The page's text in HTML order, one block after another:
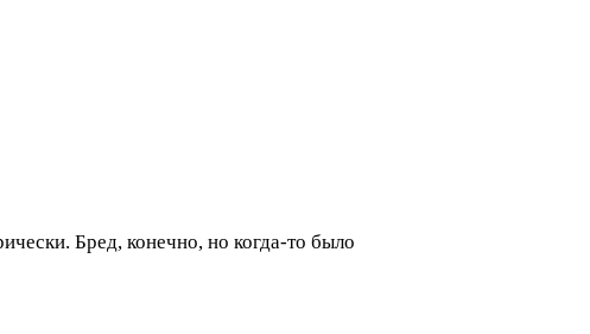
Бред, конечно, но когда-то было